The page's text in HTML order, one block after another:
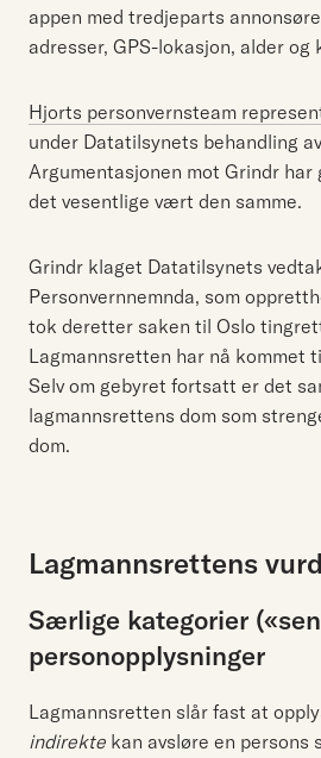
appen med tredjeparts
adresser, GPS-lokasjon, alder og
Hjorts personvernsteam
under Datatilsynets behandling
Argumentasjonen mot Grindr har
det vesentlige vært den samme.
Grindr klaget Datatilsynets
Personvernnemnda, som
tok deretter saken til Oslo
Lagmannsretten har nå kommet
Selv om gebyret fortsatt er det
lagmannsrettens dom som
dom.
Lagmannsrettens
Særlige kategorier
personopplysninger
Lagmannsretten slår fast at
indirekte kan avsløre en persons